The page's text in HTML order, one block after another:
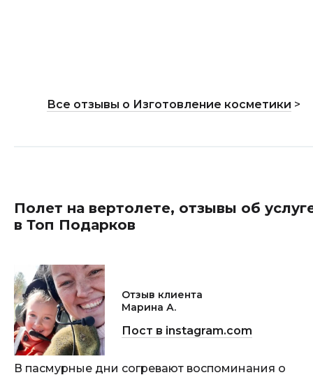
Все отзывы о Изготовление косметики >
Полет на вертолете, отзывы об
в Топ Подарков
Отзыв клиента
Марина А.
Пост в instagram.com
В пасмурные дни согревают воспоминания о